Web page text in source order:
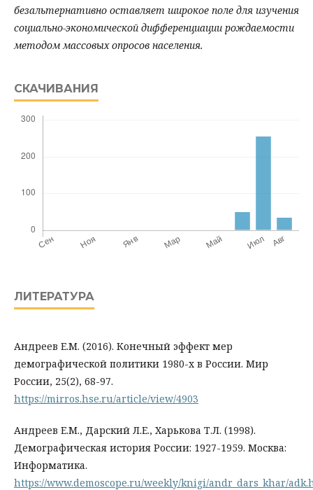
безальтернативно оставляет широкое поле для изучения
социально-экономической дифференциации рождаемости
методом массовых опросов населения.
СКАЧИВАНИЯ
ЛИТЕРАТУРА
Андреев Е.М. (2016). Конечный эффект мер
демографической политики 1980-х в России. Мир
России, 25(2), 68-97.
https://mirros.hse.ru/article/view/4903
Андреев Е.М., Дарский Л.Е., Харькова Т.Л. (1998).
Демографическая история России: 1927-1959. Москва:
Информатика.
https://www.demoscope.ru/weekly/knigi/andr_dars_khar/